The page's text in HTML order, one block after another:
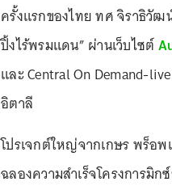
ครั้งแรกของไทย ทศ จิราธิวัฒ
ปิ้งไร้พรมแดน” ผ่านเว็บไซต์
และ Central On Demand-
อิตาลี
โปรเจกต์ใหญ่จากเกษร พร็อ
ฉลองความสำเร็จโครงการมิกซ์